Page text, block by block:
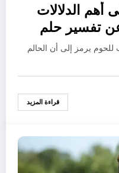
الدلالات
تفسير حلم
يرمز إلى أن الحالم
قراءة المزيد